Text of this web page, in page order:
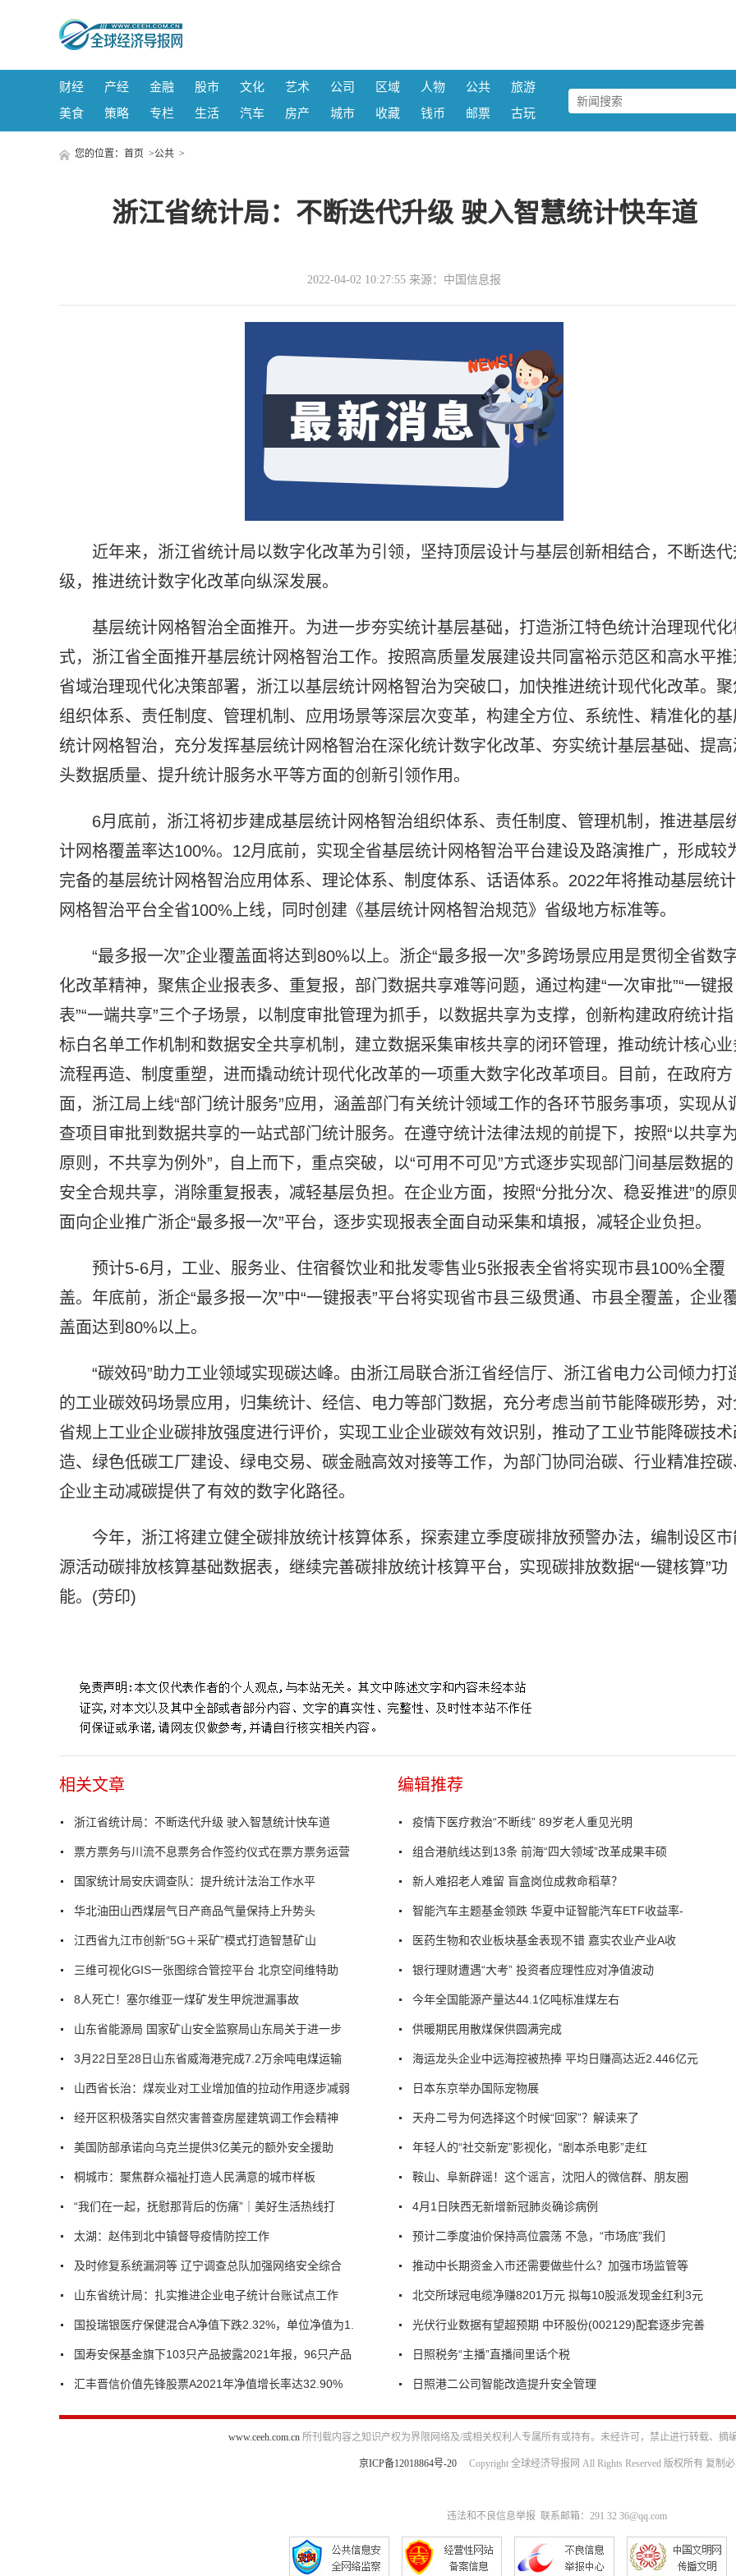
财经 产经 金融 股市 文化 艺术 公司 区域 人物 公共
旅游
美食
策略 专栏 生活 汽车 房产 城市 收藏 钱币 邮票 古玩
您的位置： 首页 >公共 >
浙江省统计局：不断迭代升级 驶入智慧统计快车道
2022-04-02 10:27:55 来源：中国信息报
近年来，浙江省统计局以数字化改革为引领，坚持顶层设计与基层创新相结合，不断迭代
级，推进统计数字化改革向纵深发展。
基层统计网格智治全面推开。为进一步夯实统计基层基础，打造浙江特色统计治理现代化
式，浙江省全面推开基层统计网格智治工作。按照高质量发展建设共同富裕示范区和高水平推
省域治理现代化决策部署，浙江以基层统计网格智治为突破口，加快推进统计现代化改革。聚
组织体系、责任制度、管理机制、应用场景等深层次变革，构建全方位、系统性、精准化的基
统计网格智治，充分发挥基层统计网格智治在深化统计数字化改革、夯实统计基层基础、提高
头数据质量、提升统计服务水平等方面的创新引领作用。
6月底前，浙江将初步建成基层统计网格智治组织体系、责任制度、管理机制，推进基层
计网格覆盖率达100%。12月底前，实现全省基层统计网格智治平台建设及路演推广，形成较
完备的基层统计网格智治应用体系、理论体系、制度体系、话语体系。2022年将推动基层统计
网格智治平台全省100%上线，同时创建《基层统计网格智治规范》省级地方标准等。
“最多报一次”企业覆盖面将达到80%以上。浙企“最多报一次”多跨场景应用是贯彻全省数
化改革精神，聚焦企业报表多、重复报，部门数据共享难等问题，通过构建“一次审批”“一键报
表”“一端共享”三个子场景，以制度审批管理为抓手，以数据共享为支撑，创新构建政府统计指
标白名单工作机制和数据安全共享机制，建立数据采集审核共享的闭环管理，推动统计核心业
流程再造、制度重塑，进而撬动统计现代化改革的一项重大数字化改革项目。目前，在政府方
面，浙江局上线“部门统计服务”应用，涵盖部门有关统计领域工作的各环节服务事项，实现从
查项目审批到数据共享的一站式部门统计服务。在遵守统计法律法规的前提下，按照“以共享
原则，不共享为例外”，自上而下，重点突破，以“可用不可见”方式逐步实现部门间基层数据的
安全合规共享，消除重复报表，减轻基层负担。在企业方面，按照“分批分次、稳妥推进”的原
面向企业推广浙企“最多报一次”平台，逐步实现报表全面自动采集和填报，减轻企业负担。
预计5-6月，工业、服务业、住宿餐饮业和批发零售业5张报表全省将实现市县100%全覆
盖。年底前，浙企“最多报一次”中“一键报表”平台将实现省市县三级贯通、市县全覆盖，企业
盖面达到80%以上。
“碳效码”助力工业领域实现碳达峰。由浙江局联合浙江省经信厅、浙江省电力公司倾力打
的工业碳效码场景应用，归集统计、经信、电力等部门数据，充分考虑当前节能降碳形势，对
省规上工业企业碳排放强度进行评价，实现工业企业碳效有效识别，推动了工业节能降碳技术
造、绿色低碳工厂建设、绿电交易、碳金融高效对接等工作，为部门协同治碳、行业精准控碳
企业主动减碳提供了有效的数字化路径。
今年，浙江将建立健全碳排放统计核算体系，探索建立季度碳排放预警办法，编制设区市
源活动碳排放核算基础数据表，继续完善碳排放统计核算平台，实现碳排放数据“一键核算”功
能。(劳印)
相关文章
浙江省统计局：不断迭代升级 驶入智慧统计快车道
票方票务与川流不息票务合作签约仪式在票方票务运营
国家统计局安庆调查队：提升统计法治工作水平
华北油田山西煤层气日产商品气量保持上升势头
江西省九江市创新“5G＋采矿”模式打造智慧矿山
三维可视化GIS一张图综合管控平台 北京空间维特助
8人死亡！塞尔维亚一煤矿发生甲烷泄漏事故
山东省能源局 国家矿山安全监察局山东局关于进一步
3月22日至28日山东省威海港完成7.2万余吨电煤运输
山西省长治：煤炭业对工业增加值的拉动作用逐步减弱
经开区积极落实自然灾害普查房屋建筑调工作会精神
美国防部承诺向乌克兰提供3亿美元的额外安全援助
桐城市：聚焦群众福祉打造人民满意的城市样板
“我们在一起，抚慰那背后的伤痛”｜美好生活热线打
太湖：赵伟到北中镇督导疫情防控工作
及时修复系统漏洞等 辽宁调查总队加强网络安全综合
山东省统计局：扎实推进企业电子统计台账试点工作
国投瑞银医疗保健混合A净值下跌2.32%，单位净值为1.
国寿安保基金旗下103只产品披露2021年报，96只产品
汇丰晋信价值先锋股票A2021年净值增长率达32.90%
编辑推荐
疫情下医疗救治“不断线” 89岁老人重见光明
组合港航线达到13条 前海“四大领域”改革成果丰硕
新人难招老人难留 盲盒岗位成救命稻草？
智能汽车主题基金领跌 华夏中证智能汽车ETF收益率-
医药生物和农业板块基金表现不错 嘉实农业产业A收
银行理财遭遇“大考” 投资者应理性应对净值波动
今年全国能源产量达44.1亿吨标准煤左右
供暖期民用散煤保供圆满完成
海运龙头企业中远海控被热捧 平均日赚高达近2.446亿元
日本东京举办国际宠物展
天舟二号为何选择这个时候“回家”？解读来了
年轻人的“社交新宠”影视化，“剧本杀电影”走红
鞍山、阜新辟谣！这个谣言，沈阳人的微信群、朋友圈
4月1日陕西无新增新冠肺炎确诊病例
预计二季度油价保持高位震荡 不急，“市场底”我们
推动中长期资金入市还需要做些什么？加强市场监管等
北交所球冠电缆净赚8201万元 拟每10股派发现金红利3元
光伏行业数据有望超预期 中环股份(002129)配套逐步完善
日照税务“主播”直播间里话个税
日照港二公司智能改造提升安全管理
www.ceeh.com.cn所刊载内容之知识产权为界限网络及/或相关权利人专属所有或持有。未经许可，禁止进行转载、摘
京ICP备12018864号-20 Copyright 全球经济导报网 All Rights Reserved 版权所有 复制
违法和不良信息举报 联系邮箱：291 32 36@qq.com